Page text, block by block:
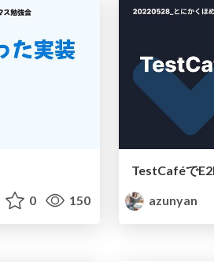
0 150
TestCaféで
azunyan